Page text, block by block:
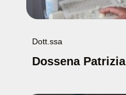
Dott.ssa
Dossena Patrizia